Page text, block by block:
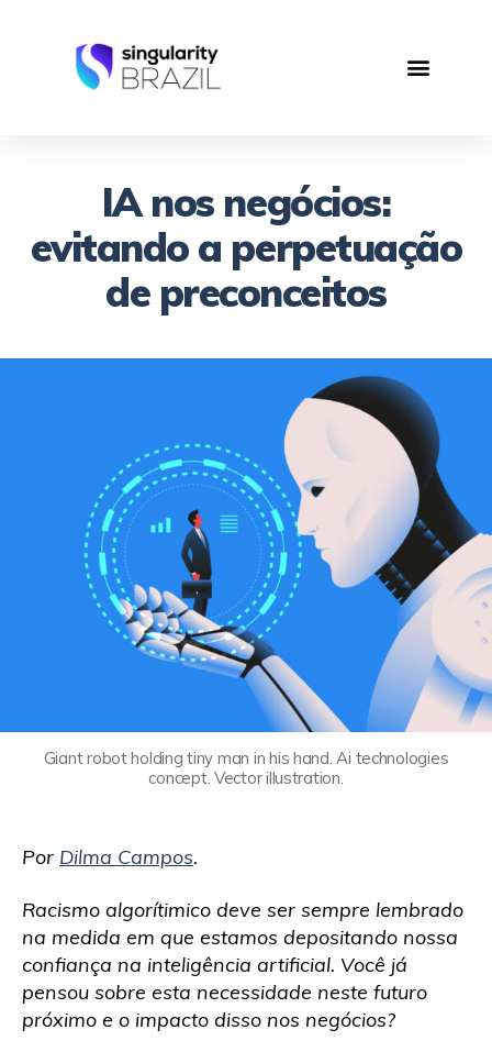
IA nos negócios:
evitando a perpetuação
de preconceitos
Giant robot holding tiny man in his hand. Ai technologies
concept. Vector illustration.
Por Dilma Campos.
Racismo algorítimico deve ser sempre lembrado
na medida em que estamos depositando nossa
confiança na inteligência artificial. Você já
pensou sobre esta necessidade neste futuro
próximo e o impacto disso nos negócios?